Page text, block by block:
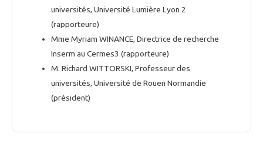
universités, Université Lumière Lyon 2
(rapporteure)
Mme Myriam WINANCE, Directrice de recherche
Inserm au Cermes3 (rapporteure)
M. Richard WITTORSKI, Professeur des
universités, Université de Rouen Normandie
(président)